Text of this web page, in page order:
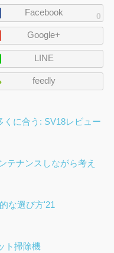
0
Facebook
Google+
LINE
feedly
くに合う: SV18レビュー
テナンスしながら考え
な選び方'21
ト掃除機